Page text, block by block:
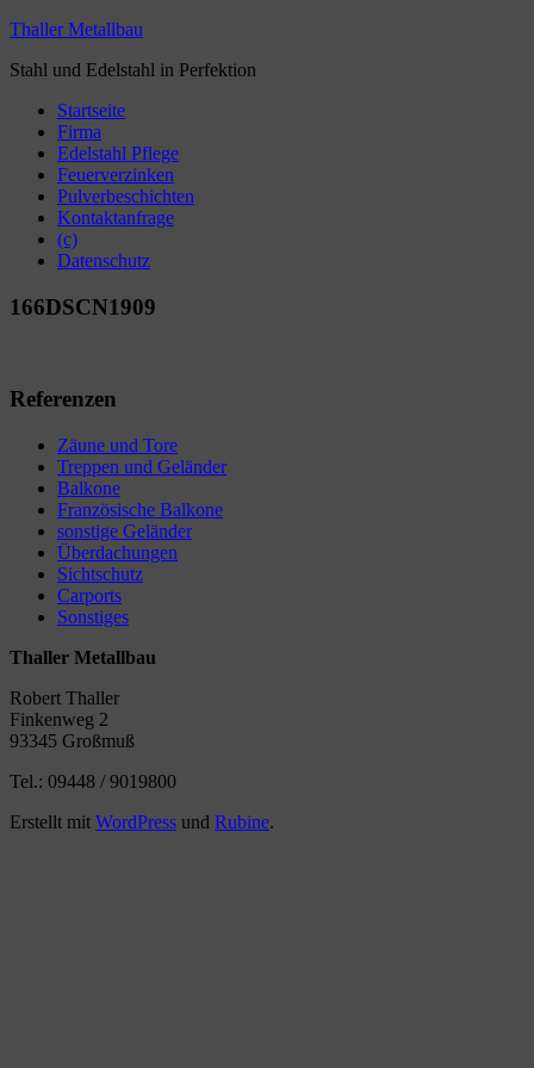
Thaller Metallbau
Stahl und Edelstahl in Perfektion
Startseite
Firma
Edelstahl Pflege
Feuerverzinken
Pulverbeschichten
Kontaktanfrage
(c)
Datenschutz
166DSCN1909
Referenzen
Zäune und Tore
Treppen und Geländer
Balkone
Französische Balkone
sonstige Geländer
Überdachungen
Sichtschutz
Carports
Sonstiges
Thaller Metallbau
Robert Thaller
Finkenweg 2
93345 Großmuß
Tel.: 09448 / 9019800
Erstellt mit WordPress und Rubine.